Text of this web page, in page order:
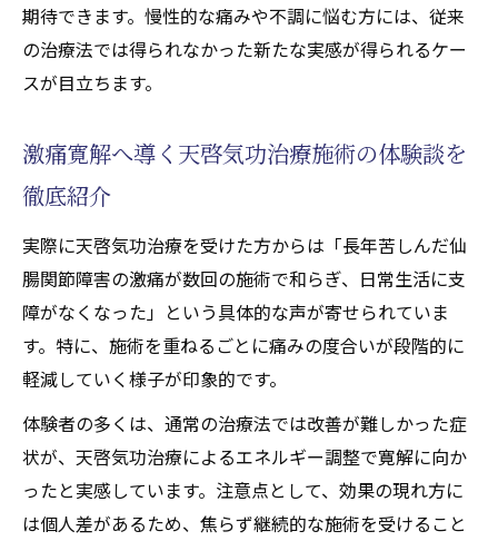
期待できます。慢性的な痛みや不調に悩む方には、従来
の治療法では得られなかった新たな実感が得られるケー
スが目立ちます。
激痛寛解へ導く天啓気功治療施術の体験談を
徹底紹介
実際に天啓気功治療を受けた方からは「長年苦しんだ仙
腸関節障害の激痛が数回の施術で和らぎ、日常生活に支
障がなくなった」という具体的な声が寄せられていま
す。特に、施術を重ねるごとに痛みの度合いが段階的に
軽減していく様子が印象的です。
体験者の多くは、通常の治療法では改善が難しかった症
状が、天啓気功治療によるエネルギー調整で寛解に向か
ったと実感しています。注意点として、効果の現れ方に
は個人差があるため、焦らず継続的な施術を受けること